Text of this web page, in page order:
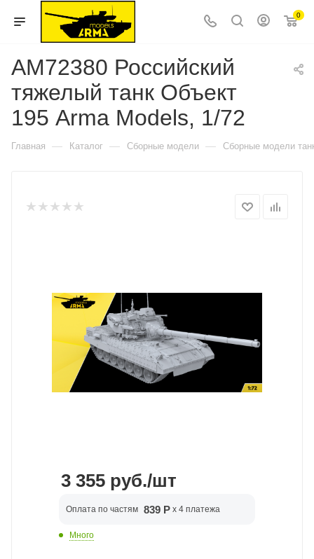
0
AM72380 Российский
тяжелый танк Объект
195 Arma Models, 1/72
Главная — Каталог — Сборные модели — Сборные модели
3 355 руб./шт
Оплата по частям 839 Р x 4 платежа
Много